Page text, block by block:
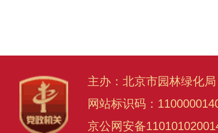
主办：北京市园林绿化
网站标识码：
京公网安备